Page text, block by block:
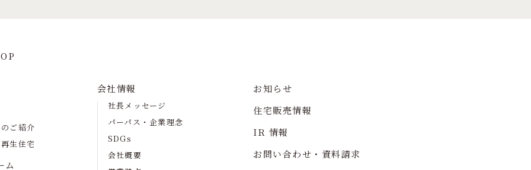
ご紹介
生住宅
ム
会社情報
社長メッセージ
パーパス・企業理念
SDGs
会社概要
お知らせ
住宅販売情報
IR 情報
お問い合わせ・資料請求